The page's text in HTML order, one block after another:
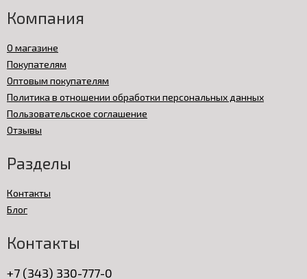
Компания
О магазине
Покупателям
Оптовым покупателям
Политика в отношении обработки персональных данных
Пользовательское соглашение
Отзывы
Разделы
Контакты
Блог
Контакты
+7 (343) 330-777-0